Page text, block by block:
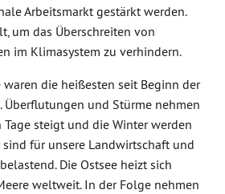
Arbeitsmarkt gestärkt werden.
um das Überschreiten von
im Klimasystem zu verhindern.
waren die heißesten seit Beginn der
Überflutungen und Stürme nehmen
steigt und die Winter werden
sind für unsere Landwirtschaft und
Die Ostsee heizt sich
weltweit. In der Folge nehmen